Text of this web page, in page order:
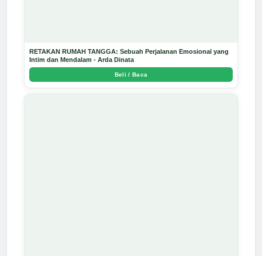
RETAKAN RUMAH TANGGA: Sebuah Perjalanan Emosional yang
Intim dan Mendalam - Arda Dinata
Beli / Baca